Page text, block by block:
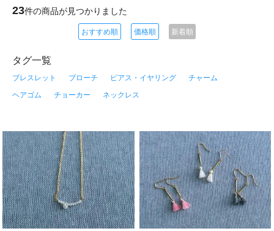
23件の商品が見つかりました
おすすめ順 価格順 新着順
タグ一覧
ブレスレット ブローチ ピアス・イヤリング
チャーム
ヘアゴム
チョーカー ネックレス